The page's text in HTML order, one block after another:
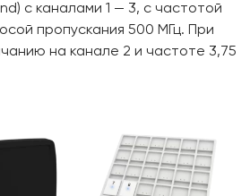
с каналами 1 — 3, с частотой
пропускания 500 МГц. При
на канале 2 и частоте 3,75